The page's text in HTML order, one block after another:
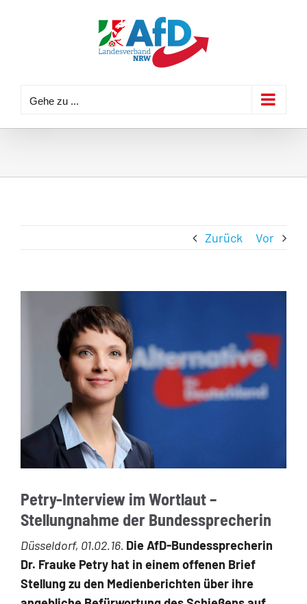
Gehe zu ...
Zurück Vor
Petry-Interview im Wortlaut –
Stellungnahme der Bundessprecherin
Düsseldorf, 01.02.16. Die AfD-Bundessprecherin
Dr. Frauke Petry hat in einem offe­nen Brief
Stellung zu den Medienberichten über ihre